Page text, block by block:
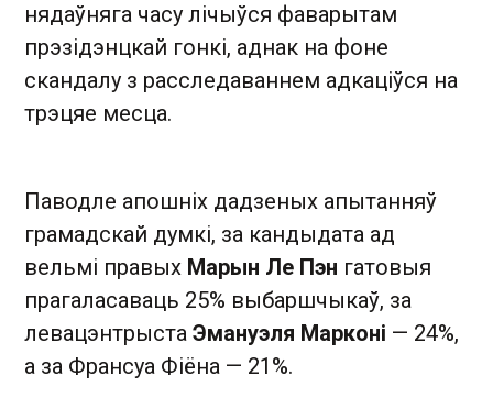
нядаўняга часу лічыўся фаварытам
прэзідэнцкай гонкі, аднак на фоне
скандалу з расследаваннем адкаціўся на
трэцяе месца.
Паводле апошніх дадзеных апытанняў
грамадскай думкі, за кандыдата ад
вельмі правых Марын Ле Пэн гатовыя
прагаласаваць 25% выбаршчыкаў, за
левацэнтрыста Эмануэля Марконі — 24%,
а за Франсуа Фіёна — 21%.